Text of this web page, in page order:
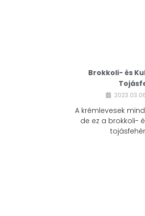
Brokkoli- és
A krémlevesek
de ez a brokkoli-